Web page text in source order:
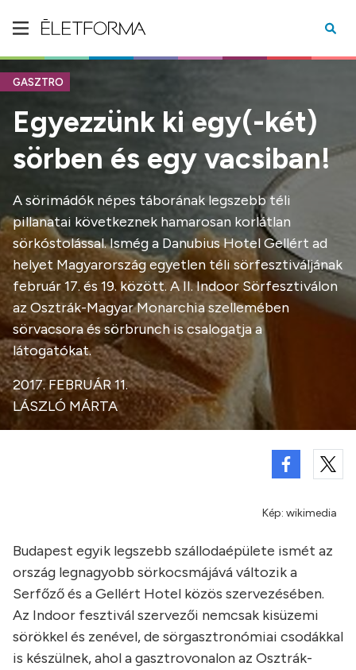
GASZTRO
Egyezzünk ki egy(-két)
sörben és egy vacsiban!
A sörimádók népes táborának legszebb téli
pillanatai következnek hamarosan korlátlan
sörkóstolással. Ismég a Danubius Hotel Gellért ad
helyet Magyarország egyetlen téli sörfesztiváljának
február 17. és 19. között. A II. Indoor Sörfesztiválon
az Osztrák-Magyar Monarchia szellemében
sörvacsora és sörbrunch is csalogatja a
látogatókat.
2017. FEBRUÁR 11.
LÁSZLÓ MÁRTA
Kép: wikimedia
Budapest egyik legszebb szállodaépülete ismét az
ország legnagyobb sörkocsmájává változik a
Serfőző és a Gellért Hotel közös szervezésében.
Az Indoor fesztivál szervezői nemcsak kisüzemi
sörökkel és zenével, de sörgasztronómiai csodákkal
is készülnek, ahol a gasztrovonalon az Osztrák-